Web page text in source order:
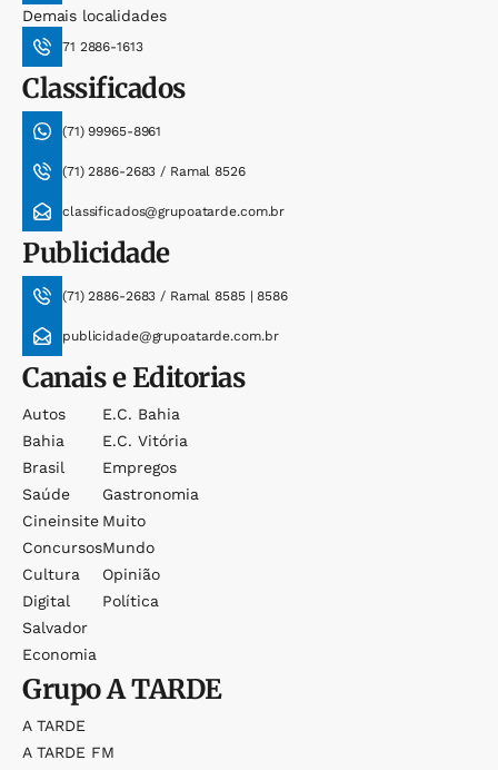
Demais localidades
71 2886-1613
Classificados
(71) 99965-8961
(71) 2886-2683 / Ramal 8526
classificados@grupoatarde.com.br
Publicidade
(71) 2886-2683 / Ramal 8585 | 8586
publicidade@grupoatarde.com.br
Canais e Editorias
Autos
Bahia
Brasil
Saúde
Cineinsite
Concursos
Cultura
Digital
Salvador
Economia
E.c. Bahia
E.c. Vitória
Empregos
Gastronomia
Muito
Mundo
Opinião
Política
GrupoA TARDE
A TARDE
A TARDE FM